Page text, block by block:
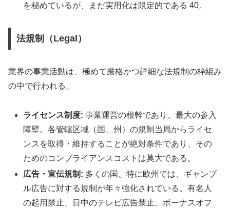
を秘めているが、まだ実用化は限定的である 40。
法規制（Legal）
業界の事業活動は、極めて厳格かつ詳細な法規制の枠組み
の中で行われる。
ライセンス制度: 事業運営の根幹であり、最大の参入
障壁。各管轄区域（国、州）の規制当局からライセ
ンスを取得・維持することが絶対条件であり、その
ためのコンプライアンスコストは莫大である。
広告・宣伝規制: 多くの国、特に欧州では、ギャンブ
ル広告に対する規制が年々強化されている。有名人
の起用禁止、日中のテレビ広告禁止、ボーナスオフ